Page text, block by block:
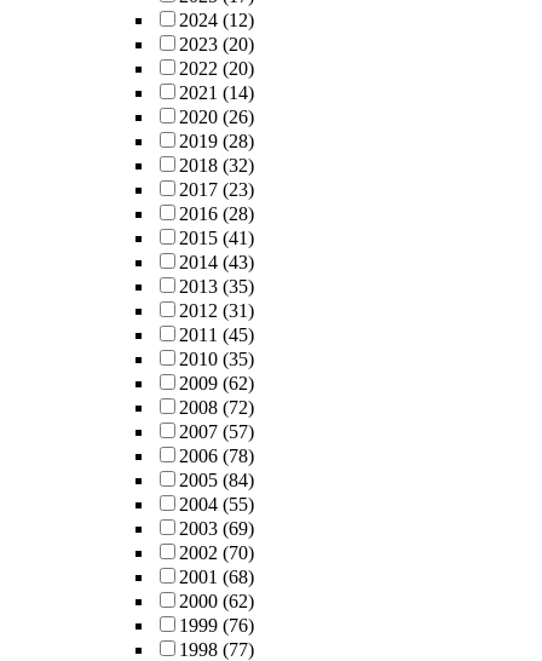
2024 (12)
2023 (20)
2022 (20)
2021 (14)
2020 (26)
2019 (28)
2018 (32)
2017 (23)
2016 (28)
2015 (41)
2014 (43)
2013 (35)
2012 (31)
2011 (45)
2010 (35)
2009 (62)
2008 (72)
2007 (57)
2006 (78)
2005 (84)
2004 (55)
2003 (69)
2002 (70)
2001 (68)
2000 (62)
1999 (76)
1998 (77)